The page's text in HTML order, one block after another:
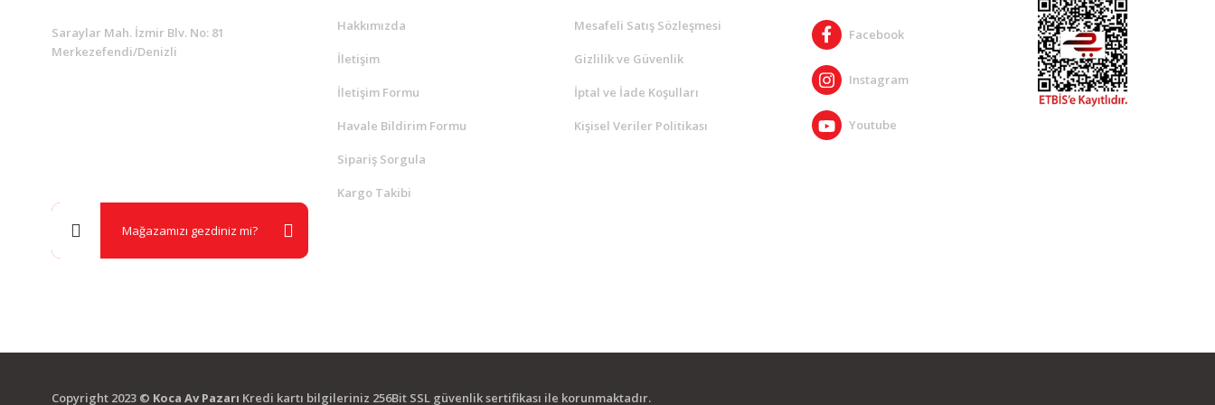
Saraylar Mah. İzmir Blv. No: 81
Merkezefendi/Denizli
Mağazamızı gezdiniz mi?
Hakkımızda
İletişim
İletişim Formu
Havale Bildirim Formu
Sipariş Sorgula
Kargo Takibi
Mesafeli Satış Sözleşmesi
Gizlilik ve Güvenlik
İptal ve İade Koşulları
Kişisel Veriler Politikası
Facebook
Instagram
Youtube
Copyright 2023 © Koca Av Pazarı Kredi kartı bilgileriniz 256Bit SSL güvenlik sertifikası ile korunmaktadır.